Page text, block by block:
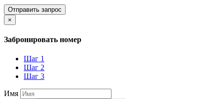
Отправить запрос
×
Забронировать номер
Шаг 1
Шаг 2
Шаг 3
Имя